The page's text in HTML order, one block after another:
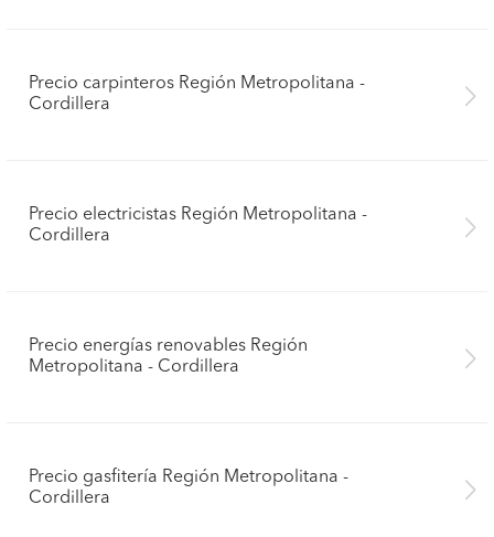
Precio carpinteros Región Metropolitana -
Cordillera
Precio electricistas Región Metropolitana -
Cordillera
Precio energías renovables Región
Metropolitana - Cordillera
Precio gasfitería Región Metropolitana -
Cordillera